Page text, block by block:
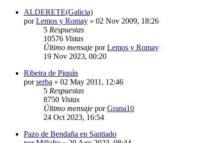
ALDERETE(Galicia)
porLemos y Romay » 02 Nov 2009, 18:26
5 Respuestas
10576 Vistas
Último mensaje porLemos y Romay
19 Nov 2023, 00:20
Ribeira de Piquín
porserba » 02 May 2011, 12:46
5 Respuestas
8750 Vistas
Último mensaje porGrana10
24 Oct 2023, 16:54
Pazo de Bendaña en Santiado